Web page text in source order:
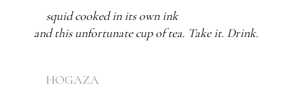
squid cooked in its own ink
and this unfortunate cup of tea. Take it. Drink.
HOGAZA